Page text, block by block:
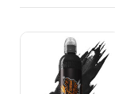
Количество